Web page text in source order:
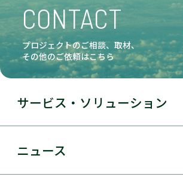
CONTACT
プロジェクトのご相談、取材、
その他のご依頼はこちら
サービス・ソリューション
サービス・ソリューション
ニュース